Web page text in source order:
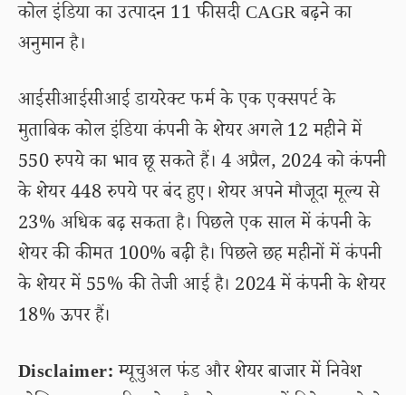
कोल इंडिया का उत्पादन 11 फीसदी CAGR बढ़ने का
अनुमान है।
आईसीआईसीआई डायरेक्ट फर्म के एक एक्सपर्ट के
मुताबिक कोल इंडिया कंपनी के शेयर अगले 12 महीने में
550 रुपये का भाव छू सकते हैं। 4 अप्रैल, 2024 को कंपनी
के शेयर 448 रुपये पर बंद हुए। शेयर अपने मौजूदा मूल्य से
23% अधिक बढ़ सकता है। पिछले एक साल में कंपनी के
शेयर की कीमत 100% बढ़ी है। पिछले छह महीनों में कंपनी
के शेयर में 55% की तेजी आई है। 2024 में कंपनी के शेयर
18% ऊपर हैं।
Disclaimer:म्यूचुअल फंड और शेयर बाजार में निवेश